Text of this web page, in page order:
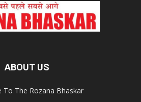
ABOUT US
To The Rozana Bhaskar